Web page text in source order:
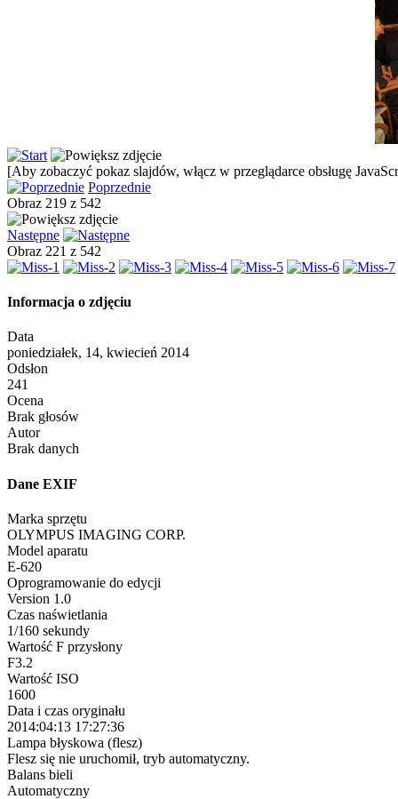
[Aby zobaczyć pokaz slajdów, włącz w przeglądarce obsługę
Poprzednie
Obraz 219 z 542
Następne
Obraz 221 z 542
Informacja o zdjęciu
Data
poniedziałek, 14, kwiecień 2014
Odsłon
241
Ocena
Brak głosów
Autor
Brak danych
Dane EXIF
Marka sprzętu
OLYMPUS IMAGING CORP.
Model aparatu
E-620
Oprogramowanie do edycji
Version 1.0
Czas naświetlania
1/160 sekundy
Wartość F przysłony
F3.2
Wartość ISO
1600
Data i czas oryginału
2014:04:13 17:27:36
Lampa błyskowa (flesz)
Flesz się nie uruchomił, tryb automatyczny.
Balans bieli
Automatyczny